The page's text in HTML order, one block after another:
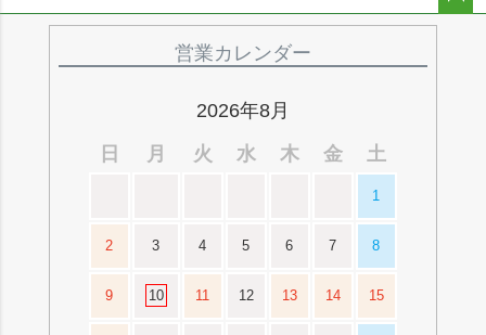
営業カレンダー
2026年8月
日
月 火 水 木 金 土
1
2 3 4 5 6 7 8
9 10 11 12 13 14 15